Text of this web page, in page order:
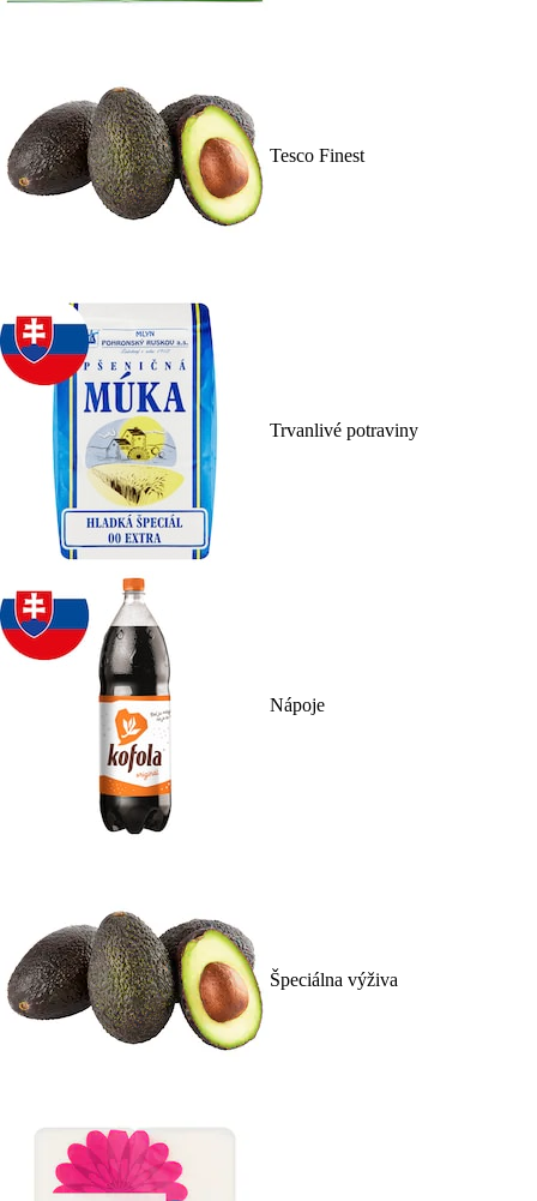
Tesco Finest
Trvanlivé potraviny
Nápoje
Špeciálna výživa